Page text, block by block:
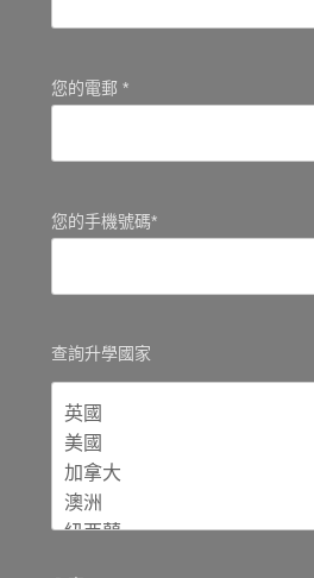
您的電郵 *
您的手機號碼*
查詢升學國家